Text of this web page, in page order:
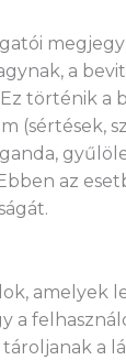
a
történik a
(sértések,
az
amelyek
a
a